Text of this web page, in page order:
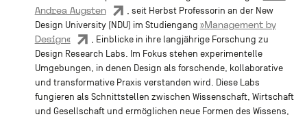
Andrea Augsten
, seit Herbst Professorin an der New
Design University (NDU) im Studiengang »Management by
Design«
, Einblicke in ihre langjährige Forschung zu
Design Research Labs. Im Fokus stehen experimentelle
Umgebungen, in denen Design als forschende, kollaborative
und transformative Praxis verstanden wird. Diese Labs
fungieren als Schnittstellen zwischen Wissenschaft, Wirtschaft
und Gesellschaft und ermöglichen neue Formen des Wissens,